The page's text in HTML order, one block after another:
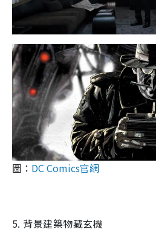
圖： DC Comics官網
5. 背景建築物藏玄機